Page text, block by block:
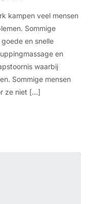
kampen veel mensen
Sommige
en snelle
en
waarbij
Sommige mensen
ze niet […]